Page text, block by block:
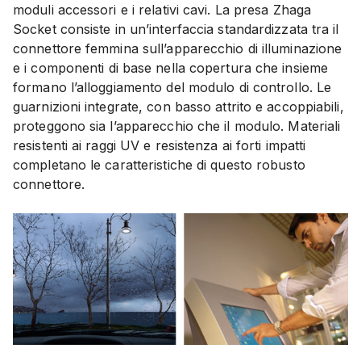
moduli accessori e i relativi cavi. La presa Zhaga
Socket consiste in un’interfaccia standardizzata tra il
connettore femmina sull’apparecchio di illuminazione
e i componenti di base nella copertura che insieme
formano l’alloggiamento del modulo di controllo. Le
guarnizioni integrate, con basso attrito e accoppiabili,
proteggono sia l’apparecchio che il modulo. Materiali
resistenti ai raggi UV e resistenza ai forti impatti
completano le caratteristiche di questo robusto
connettore.